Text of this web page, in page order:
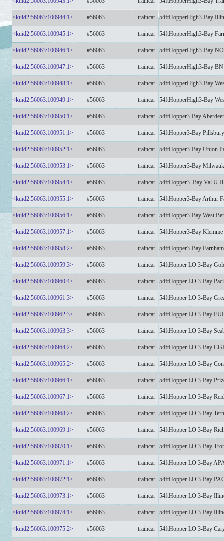
<kuid2:56063:100944:1> #56063 traincar 54ftHopperHigh3-Bay
<kuid2:56063:100945:1> #56063 traincar 54ftHopperHigh3-Bay
<kuid2:56063:100946:1> #56063 traincar 54ftHopperHigh3-Bay
<kuid2:56063:100947:1> #56063 traincar 54ftHopperHigh3-Bay
<kuid2:56063:100948:1> #56063 traincar 54ftHopperHigh3-Bay
<kuid2:56063:100949:1> #56063 traincar 54ftHopperHigh3-Bay
<kuid2:56063:100950:1> #56063 traincar 54ftHopper3-Bay
<kuid2:56063:100951:1> #56063 traincar 54ftHopper3-Bay
<kuid2:56063:100952:1> #56063 traincar 54ftHopper3-Bay Union
<kuid2:56063:100953:1> #56063 traincar 54ftHopper3-Bay
<kuid2:56063:100954:1> #56063 traincar 54ftHopper3_Bay Val U
<kuid2:56063:100955:1> #56063 traincar 54ftHopper3-Bay Arthur
<kuid2:56063:100956:1> #56063 traincar 54ftHopper3-Bay West
<kuid2:56063:100957:1> #56063 traincar 54ftHopper3-Bay
<kuid2:56063:100958:2> #56063 traincar 54ftHopper3-Bay
<kuid2:56063:100959:3> #56063 traincar 54ftHopper LO 3-Bay
<kuid2:56063:100960:4> #56063 traincar 54ftHopper LO 3-Bay
<kuid2:56063:100961:3> #56063 traincar 54ftHopper LO 3-Bay
<kuid2:56063:100962:3> #56063 traincar 54ftHopper LO 3-Bay
<kuid2:56063:100963:3> #56063 traincar 54ftHopper LO 3-Bay
<kuid2:56063:100964:2> #56063 traincar 54ftHopper LO 3-Bay
<kuid2:56063:100965:2> #56063 traincar 54ftHopper LO 3-Bay
<kuid2:56063:100966:1> #56063 traincar 54ftHopper LO 3-Bay
<kuid2:56063:100967:1> #56063 traincar 54ftHopper LO 3-Bay
<kuid2:56063:100968:2> #56063 traincar 54ftHopper LO 3-Bay
<kuid2:56063:100969:1> #56063 traincar 54ftHopper LO 3-Bay
<kuid2:56063:100970:1> #56063 traincar 54ftHopper LO 3-Bay
<kuid2:56063:100971:1> #56063 traincar 54ftHopper LO 3-Bay
<kuid2:56063:100972:1> #56063 traincar 54ftHopper LO 3-Bay
<kuid2:56063:100973:1> #56063 traincar 54ftHopper LO 3-Bay
<kuid2:56063:100974:1> #56063 traincar 54ftHopper LO 3-Bay
<kuid2:56063:100975:2> #56063 traincar 54ftHopper LO 3-Bay